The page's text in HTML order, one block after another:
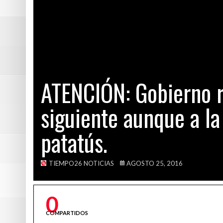
ATENCIÓN:
siguiente aunque a
patatús.
TIEMPO26 NOTICIAS AGOSTO 25, 2016
0
COMPARTIDOS